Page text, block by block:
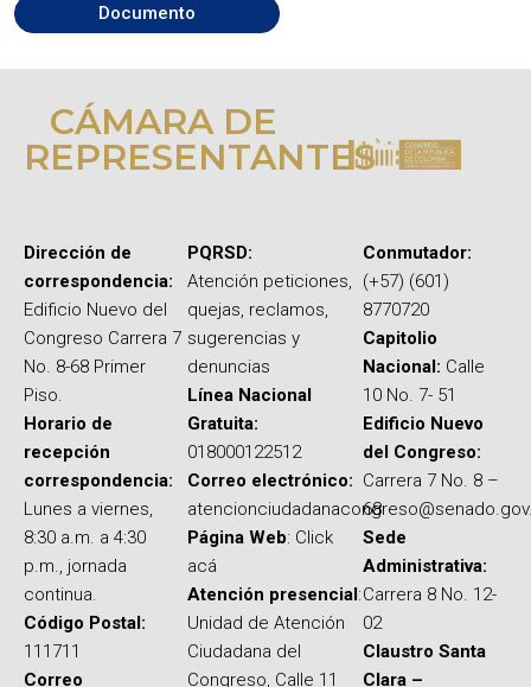
Documento
CÁMARA DE
REPRESENTANTES
Dirección de
correspondencia:
Edificio Nuevo del
Congreso Carrera 7
No. 8-68 Primer
Piso.
Horario de
recepción
correspondencia:
Lunes a viernes,
8:30 a.m. a 4:30
p.m., jornada
continua.
Código Postal:
111711
Correo
PQRSD:
Atención peticiones,
quejas, reclamos,
sugerencias y
denuncias
Línea Nacional
Gratuita:
018000122512
Correo electrónico:
Página Web: Click
acá
Atención presencial:
Unidad de Atención
Ciudadana del
Congreso, Calle 11
Conmutador:
(+57) (601)
8770720
Capitolio
Nacional: Calle
10 No. 7- 51
Edificio Nuevo
del Congreso:
Carrera 7 No. 8 –
68
Sede
Administrativa:
Carrera 8 No. 12-
02
Claustro Santa
Clara –